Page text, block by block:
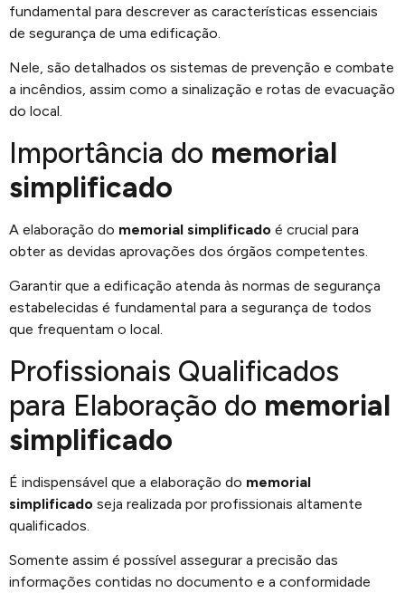
fundamental para descrever as características essenciais
de segurança de uma edificação.
Nele, são detalhados os sistemas de prevenção e combate
a incêndios, assim como a sinalização e rotas de evacuação
do local.
Importância do memorial
simplificado
A elaboração do memorial simplificado é crucial para
obter as devidas aprovações dos órgãos competentes.
Garantir que a edificação atenda às normas de segurança
estabelecidas é fundamental para a segurança de todos
que frequentam o local.
Profissionais Qualificados
para Elaboração do memorial
simplificado
É indispensável que a elaboração do memorial
simplificado seja realizada por profissionais altamente
qualificados.
Somente assim é possível assegurar a precisão das
informações contidas no documento e a conformidade